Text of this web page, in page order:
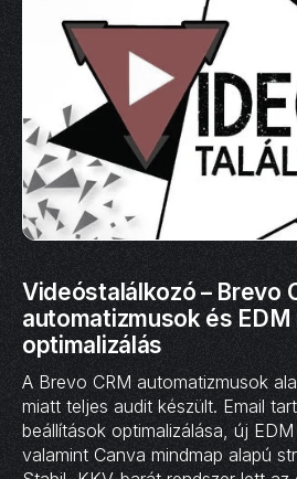
Videóstalálkozó – Brevo
automatizmusok és
optimalizálás
A Brevo CRM automatizmusok
miatt teljes audit készült. Email
beállítások optimalizálása, új
valamint Canva mindmap alapú